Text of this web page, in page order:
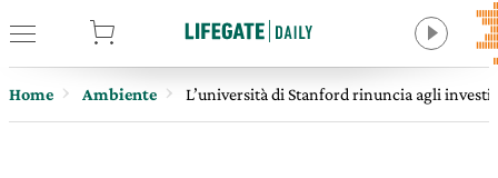
Home Ambiente L’università di Stanford rinuncia agli